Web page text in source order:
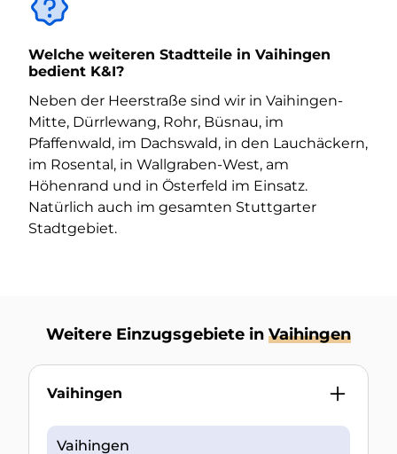
Welche weiteren Stadtteile in Vaihingen
bedient K&I?
Neben der Heerstraße sind wir in Vaihingen-
Mitte, Dürrlewang, Rohr, Büsnau, im
Pfaffenwald, im Dachswald, in den Lauchäckern,
im Rosental, in Wallgraben-West, am
Höhenrand und in Österfeld im Einsatz.
Natürlich auch im gesamten Stuttgarter
Stadtgebiet.
Weitere Einzugsgebiete in Vaihingen
Vaihingen
Vaihingen